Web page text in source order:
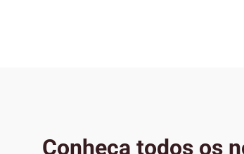
Conheça todos os